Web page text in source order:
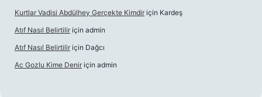
Kurtlar Vadisi Abdülhey Gerçekte Kimdir için Kardeş
Atıf Nasıl Belirtilir için admin
Atıf Nasıl Belirtilir için Dağcı
Ac Gozlu Kime Denir için admin